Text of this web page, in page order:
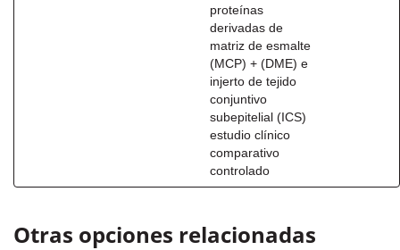
proteínas
derivadas de
matriz de esmalte
(MCP) + (DME) e
injerto de tejido
conjuntivo
subepitelial (ICS)
estudio clínico
comparativo
controlado
Otras opciones relacionadas